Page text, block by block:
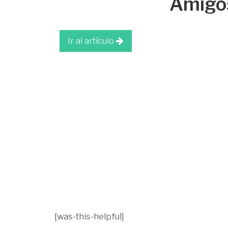
Ir al artículo
[was-this-helpful]